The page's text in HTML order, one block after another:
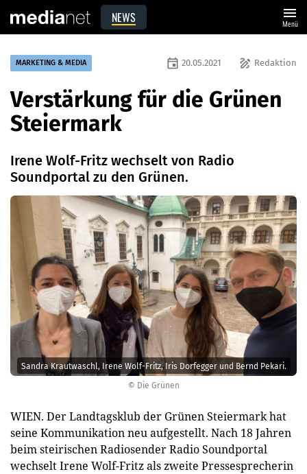
NEWS menu
Menü
© Die Grünen
Sandra Krautwaschl, Irene Wolf-Fritz, Iris Dorfegger und Bernd Pekari.
MARKETING & MEDIA draw Redaktion
event 20.05.2021
Verstärkung für die Grünen
Steiermark
Irene Wolf-Fritz wechselt von Radio
Soundportal zu den Grünen.
WIEN. Der Landtagsklub der Grünen Steiermark hat
seine Kommunikation neu aufgestellt. Nach 18 Jahren
beim steirischen Radiosender Radio Soundportal
wechselt Irene Wolf-Fritz als zweite Pressesprecherin